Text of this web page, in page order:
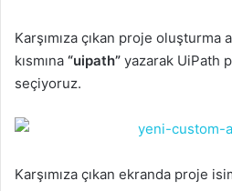
Karşımıza çıkan proje oluşturma
kısmına “uipath” yazarak UiPath
seçiyoruz.
Karşımıza çıkan ekranda proje